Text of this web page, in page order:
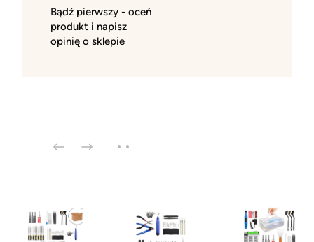
Bądź pierwszy - oceń
produkt i napisz
opinię o sklepie